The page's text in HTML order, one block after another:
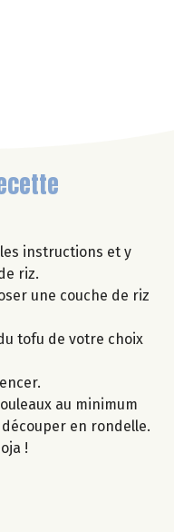
instructions et y
riz.
une couche de riz
tofu de votre choix
au minimum
en rondelle.
!